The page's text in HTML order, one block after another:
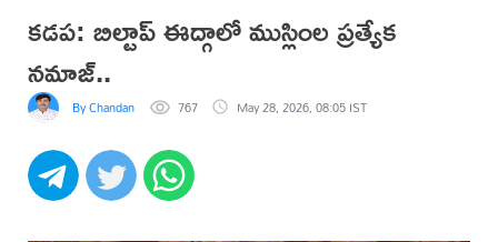
కడప: బిల్టాప్ ఈద్గాలో ముస్లింల ప్రత్యేక
నమాజ్..
By Chandan 767 May 28, 2026, 08:05 IST